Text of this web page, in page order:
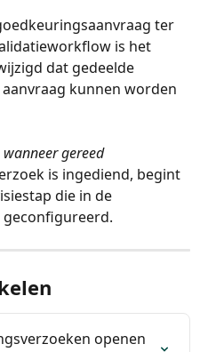
ter
is het
dat gedeelde
kunnen worden
gereed
is ingediend, begint
die in de
openen